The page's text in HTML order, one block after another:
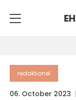
redaktionel
06. October 2023